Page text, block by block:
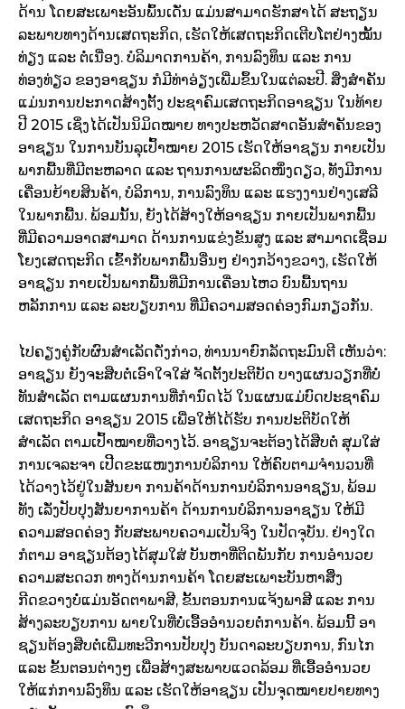
ດ້ານ ໂດຍສະເພາະອັນພົ້ນເດັ່ນ ແມ່ນສາມາດຮັກສາໄດ້ ສະຖຽນ
ລະພາບທາງດ້ານເສດຖະກິດ, ເຮັດໃຫ້ເສດຖະກິດເຕີບໂຕຢ່າງໝັ້ນ
ທ່ຽງ ແລະ ຕໍ່ເນື່ອງ. ບໍລິມາດການຄ້າ, ການລົງທຶນ ແລະ ການ
ທ່ອງທ່ຽວ ຂອງອາຊຽນ ກໍມີທ່າອ່ຽງເພີ່ມຂຶ້ນໃນແຕ່ລະປີ. ສິ່ງສຳຄັນ
ແມ່ນການປະກາດສ້າງຕັ້ງ ປະຊາຄົມເສດຖະກິດອາຊຽນ ໃນທ້າຍ
ປີ 2015 ເຊິ່ງໄດ້ເປັນນິມິດໝາຍ ທາງປະຫວັດສາດອັນສຳຄັນຂອງ
ອາຊຽນ ໃນການບັນລຸເປົ້າໝາຍ 2015 ເຮັດໃຫ້ອາຊຽນ ກາຍເປັນ
ພາກພື້ນທີ່ມີຕະຫລາດ ແລະ ຖານການຜະລິດໜຶ່ງດຽວ, ທັງມີການ
ເຄື່ອນຍ້າຍສິນຄ້າ, ບໍລິການ, ການລົງທຶນ ແລະ ແຮງງານຢ່າງເສລີ
ໃນພາກພື້ນ. ພ້ອມນັ້ນ, ຍັງໄດ້ສ້າງໃຫ້ອາຊຽນ ກາຍເປັນພາກພື້ນ
ທີ່ມີຄວາມອາດສາມາດ ດ້ານການແຂ່ງຂັນສູງ ແລະ ສາມາດເຊື່ອມ
ໂຍງເສດຖະກິດ ເຂົ້າກັບພາກພື້ນອື່ນໆ ຢ່າງກວ້າງຂວາງ, ເຮັດໃຫ້
ອາຊຽນ ກາຍເປັນພາກພື້ນທີ່ມີການເຄື່ອນໄຫວ ບົນພື້ນຖານ
ຫລັກການ ແລະ ລະບຽບການ ທີ່ມີຄວາມສອດຄ່ອງກົມກຽວກັນ.
ໄປຄຽງຄູ່ກັບຜົນສຳເລັດດັ່ງກ່າວ, ທ່ານນາຍົກລັດຖະມົນຕີ ເຫັນວ່າ:
ອາຊຽນ ຍັງຈະສືບຕໍ່ເອົາໃຈໃສ່ ຈັດຕັ້ງປະຕິບັດ ບາງແຜນວຽກທີ່ບໍ່
ທັນສຳເລັດ ຕາມແຜນການທີ່ກຳນົດໄວ້ ໃນແຜນແມ່ບົດປະຊາຄົມ
ເສດຖະກິດ ອາຊຽນ 2015 ເພື່ອໃຫ້ໄດ້ຮັບ ການປະຕິບັດໃຫ້
ສຳເລັດ ຕາມເປົ້າໝາຍທີ່ວາງໄວ້. ອາຊຽນຈະຕ້ອງໄດ້ສືບຕໍ່ ສຸມໃສ່
ການເຈລະຈາ ເປີິດຂະແໜງການບໍລິການ ໃຫ້ຄົບຕາມຈຳນວນທີ່
ໄດ້ວາງໄວ້ຢູ່ໃນສັນຍາ ການຄ້າດ້ານການບໍລິການອາຊຽນ, ພ້ອມ
ທັງ ເລັ່ງປັບປຸງສັນຍາການຄ້າ ດ້ານການບໍລິການອາຊຽນ ໃຫ້ມີ
ຄວາມສອດຄ່ອງ ກັບສະພາບຄວາມເປັນຈິງ ໃນປັດຈຸບັນ. ຢ່າງໃດ
ກໍຕາມ ອາຊຽນຕ້ອງໄດ້ສຸມໃສ່ ບັນຫາທີ່ຕິດພັນກັບ ການອຳນວຍ
ຄວາມສະດວກ ທາງດ້ານການຄ້າ ໂດຍສະເພາະບັນຫາສິິ່ງ
ກີດຂວາງບໍ່ແມ່ນອັດຕາພາສີ, ຂັ້ນຕອນການແຈ້ງພາສີ ແລະ ການ
ສ້າງລະບຽບການ ພາຍໃນທີ່ບໍ່ເອື້ອອຳນວຍຕໍ່ການຄ້າ. ພ້ອມນີ້ ອາ
ຊຽນຕ້ອງສືບຕໍ່ເພີ່ມທະວີການປັບປຸງ ບັນດາລະບຽບການ, ກົນໄກ
ແລະ ຂັ້ນຕອນຕ່າງໆ ເພື່ອສ້າງສະພາບແວດລ້ອມ ທີ່ເອື້ອອຳນວຍ
ໃຫ້ແກ່ການລົງທຶນ ແລະ ເຮັດໃຫ້ອາຊຽນ ເປັນຈຸດໝາຍປາຍທາງ